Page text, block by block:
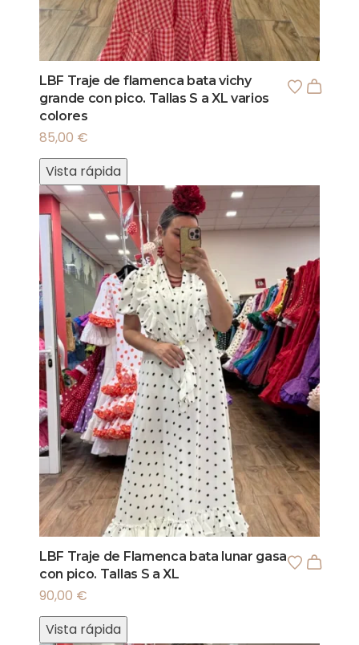
LBF Traje de flamenca bata vichy
grande con pico. Tallas S a XL varios
colores
85,00 €
Vista rápida
LBF Traje de Flamenca bata lunar gasa
con pico. Tallas S a XL
90,00 €
Vista rápida